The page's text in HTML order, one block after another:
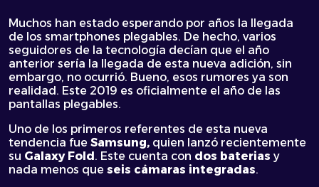
Muchos han estado esperando por años la llegada
de los smartphones plegables. De hecho, varios
seguidores de la tecnología decían que el año
anterior sería la llegada de esta nueva adición, sin
embargo, no ocurrió. Bueno, esos rumores ya son
realidad. Este 2019 es oficialmente el año de las
pantallas plegables.
Uno de los primeros referentes de esta nueva
tendencia fue Samsung, quien lanzó recientemente
su Galaxy Fold. Este cuenta con dos baterias y
nada menos que seis cámaras integradas.